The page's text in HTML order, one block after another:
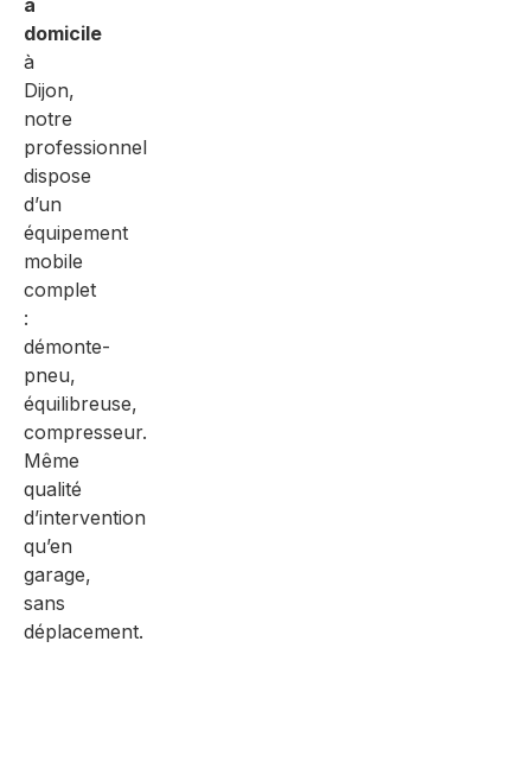
à
domicile
à
Dijon,
notre
professionnel
dispose
d’un
équipement
mobile
complet
:
démonte-
pneu,
équilibreuse,
compresseur.
Même
qualité
d’intervention
qu’en
garage,
sans
déplacement.